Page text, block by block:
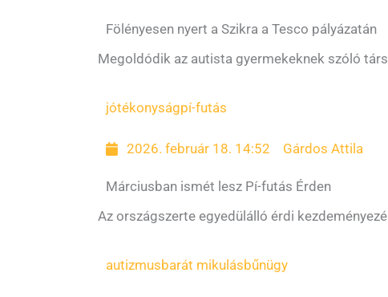
Fölényesen nyert a Szikra a Tesco pályázatán
Megoldódik az autista gyermekeknek szóló
jótékonyságpí-futás
2026. február 18. 14:52 Gárdos Attila
Márciusban ismét lesz Pí-futás Érden
Az országszerte egyedülálló érdi
autizmusbarát mikulásbűnügy